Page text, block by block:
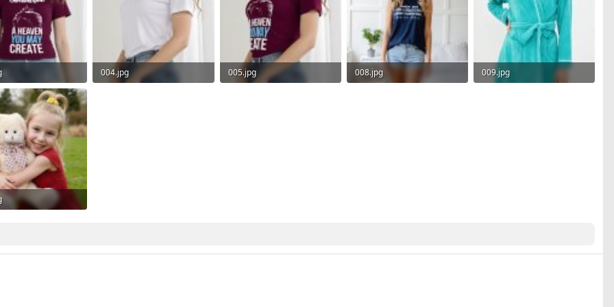
· Просмотры: 4
004.jpg
005.jpg
008.jpg
009.jpg